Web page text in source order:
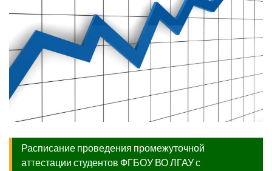
Расписание проведения промежуточной
аттестации студентов ФГБОУ ВО ЛГАУ с